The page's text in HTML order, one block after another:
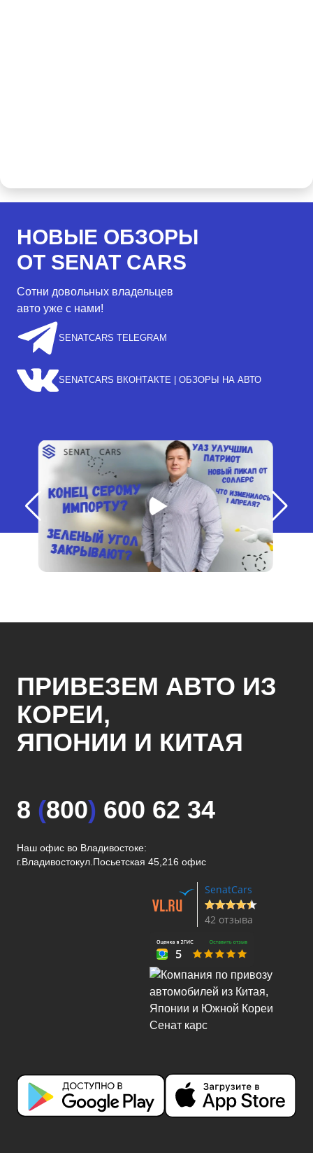
НОВЫЕ ОБЗОРЫ
ОТ SENAT CARS
Сотни довольных владельцев
авто уже с нами!
SENATCARS TELEGRAM
SENATCARS ВКОНТАКТЕ | ОБЗОРЫ НА АВТО
ПРИВЕЗЕМ АВТО ИЗ
КОРЕИ,
ЯПОНИИ И КИТАЯ
8 (800) 600 62 34
Наш офис во Владивостоке:
г.Владивостокул.Посьетская 45,216 офис
SenatCars
42 отзыва